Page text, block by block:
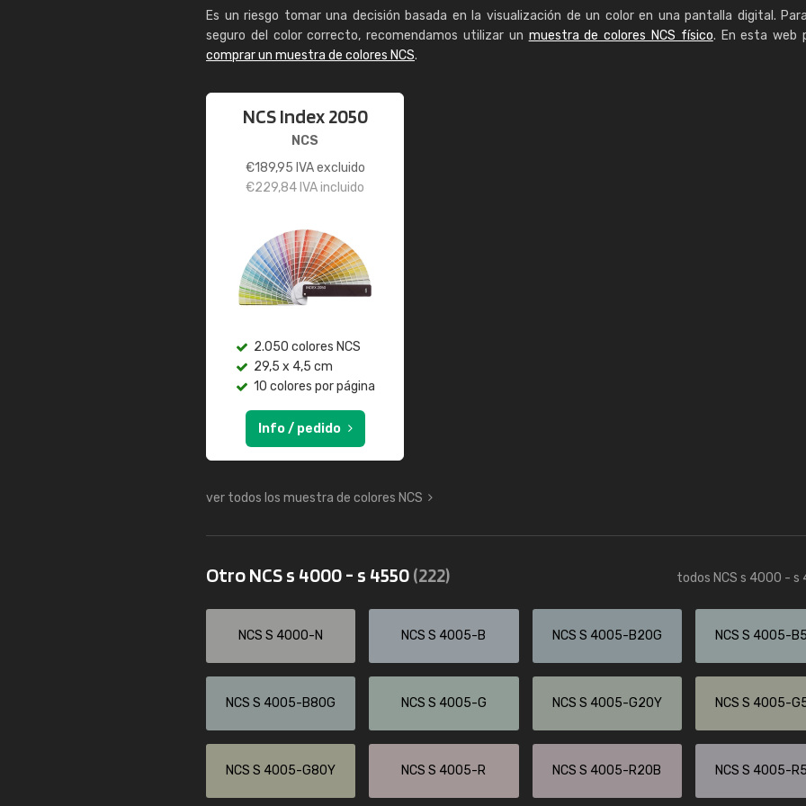
Es un riesgo tomar una decisión basada en la visualización de un color en una pantalla digital.
seguro del color correcto, recomendamos utilizar un muestra de colores NCS físico. En esta web
comprar un muestra de colores NCS.
NCS Index 2050
NCS
€189,95 IVA excluido
€229,84 IVA incluido
2.050 colores NCS
29,5 x 4,5 cm
10 colores por página
Info / pedido
ver todos los muestra de colores NCS
Otro NCS s 4000 - s 4550(222) todos NCS s 4000 - s
NCS S 4000-N NCS S 4005-B NCS S 4005-B20G NCS S 4005-
NCS S 4005-B80G NCS S 4005-G NCS S 4005-G20Y NCS S 4005-
NCS S 4005-G80Y NCS S 4005-R NCS S 4005-R20B NCS S 4005-